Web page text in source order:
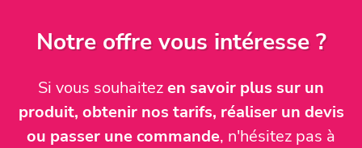
Notre offre vous intéresse ?
Si vous souhaitezen savoir plus sur un
produit, obtenir nos tarifs, réaliser un devis
ou passer une commande, n'hésitez pas à